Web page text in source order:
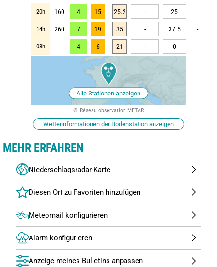
20h 160 4 15 25.2 - 25 -
14h 260 7 19 35 - 37.5 -
08h - 4 6 21 - 0 -
Alle Stationen anzeigen
Réseau observation METAR
Wetterinformationen der Bodenstation anzeigen
MEHR ERFAHREN
Niederschlagsradar-Karte
Meteomail konfigurieren
Alarm konfigurieren
Anzeige meines Bulletins anpassen